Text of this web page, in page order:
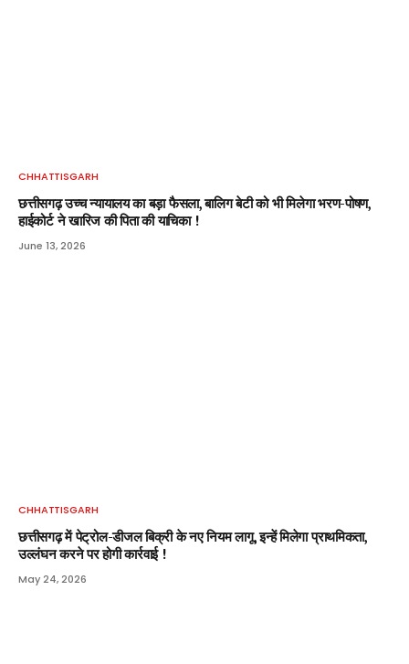
CHHATTISGARH
छत्तीसगढ़ उच्च न्यायालय का बड़ा फैसला, बालिग बेटी को भी मिलेगा भरण-पोषण,
हाईकोर्ट ने खारिज की पिता की याचिका !
June 13, 2026
CHHATTISGARH
छत्तीसगढ़ में पेट्रोल-डीजल बिक्री के नए नियम लागू, इन्हें मिलेगा प्राथमिकता,
उल्लंघन करने पर होगी कार्रवाई !
May 24, 2026